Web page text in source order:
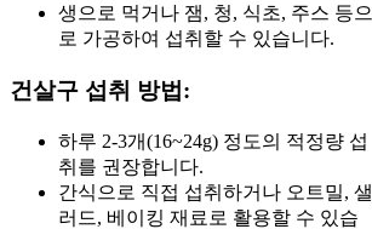
생으로 먹거나 잼, 청, 식초, 주스 등으
로 가공하여 섭취할 수 있습니다.
건살구 섭취 방법:
하루 2-3개(16~24g) 정도의 적정량 섭
취를 권장합니다.
간식으로 직접 섭취하거나 오트밀, 샐
러드, 베이킹 재료로 활용할 수 있습